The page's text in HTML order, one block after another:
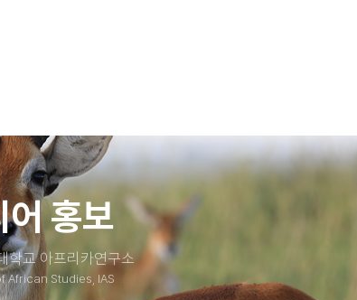
문서
동영상
녹취
기타
어 홍보
학교 아프리카연구소
African Studies, IAS